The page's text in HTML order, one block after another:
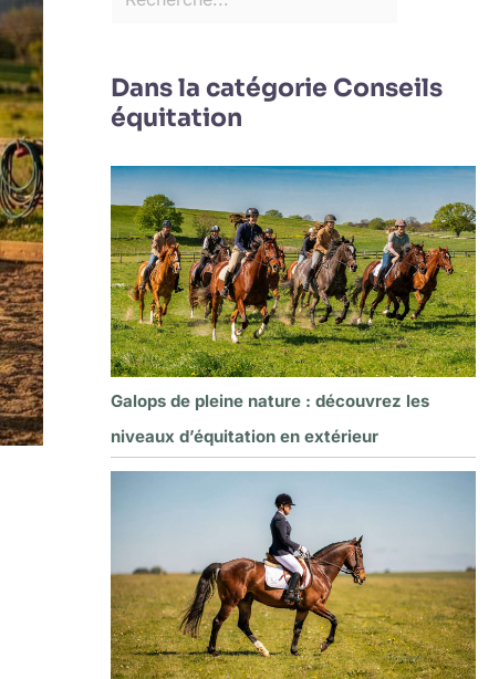
Dans la catégorie Conseils
équitation
Galops de pleine nature : découvrez les
niveaux d’équitation en extérieur